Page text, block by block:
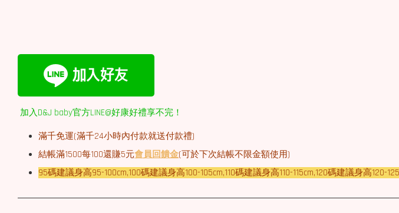
加入D&J baby官方LINE@好康好禮享不完！
滿千免運(滿千24小時內付款就送付款禮)
結帳滿1500每100還賺5元會員回饋金(可於下次結帳不限金額使用)
95碼建議身高95-100cm,100碼建議身高100-105cm,110碼建議身高110-115cm,120碼建議身高120-